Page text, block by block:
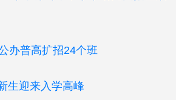
办普高扩招24个班
生迎来入学高峰